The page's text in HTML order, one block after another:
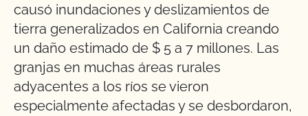
causó inundaciones y deslizamientos de
tierra generalizados en California creando
un daño estimado de $ 5 a 7 millones. Las
granjas en muchas áreas rurales
adyacentes a los ríos se vieron
especialmente afectadas y se desbordaron,